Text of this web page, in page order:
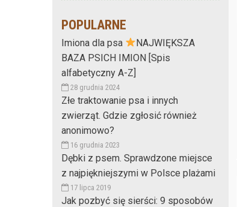
POPULARNE
Imiona dla psa
NAJWIĘKSZA
BAZA PSICH IMION [Spis
alfabetyczny A-Z]
28 grudnia 2024
Złe traktowanie psa i innych
zwierząt. Gdzie zgłosić również
anonimowo?
16 grudnia 2023
Dębki z psem. Sprawdzone miejsce
z najpiękniejszymi w Polsce plażami
17 lipca 2019
Jak pozbyć się sierści: 9 sposobów